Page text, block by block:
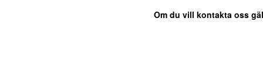
Om du vill kontakta oss